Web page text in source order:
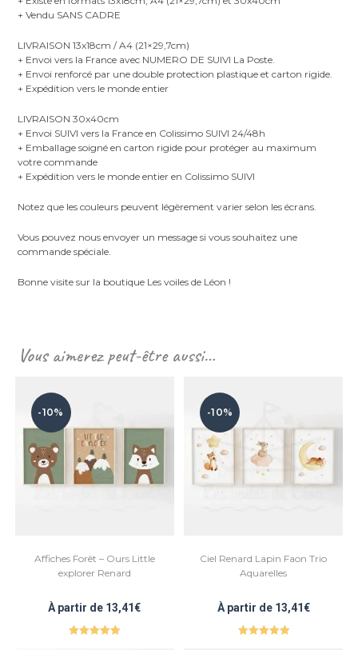
+ Vendu SANS CADRE
LIVRAISON 13x18cm / A4 (21×29,7cm)
+ Envoi vers la France avec NUMERO DE SUIVI La Poste.
+ Envoi renforcé par une double protection plastique et carton rigide.
+ Expédition vers le monde entier
LIVRAISON 30x40cm
+ Envoi SUIVI vers la France en Colissimo SUIVI 24/48h
+ Emballage soigné en carton rigide pour protéger au maximum
votre commande
+ Expédition vers le monde entier en Colissimo SUIVI
Notez que les couleurs peuvent légèrement varier selon les écrans.
Vous pouvez nous envoyer un message si vous souhaitez une
commande spéciale.
Bonne visite sur la boutique Les voiles de Léon !
Vous aimerez peut-être aussi…
-10%
Affiches Forêt – Ours Little
explorer Renard
À partir de 13,41€
-10%
Ciel Renard Lapin Faon Trio
Aquarelles
À partir de 13,41€